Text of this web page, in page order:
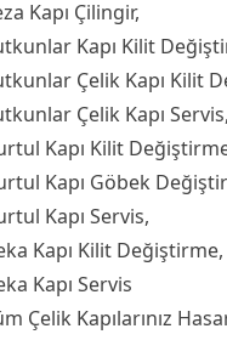
Kapı Çilingir,
Kapı Kilit
Çelik Kapı Kilit
Çelik Kapı Servis,
Kapı Kilit
Kapı Göbek
Kapı Servis,
Kapı Kilit Değiştirme,
Kapı Servis
Çelik Kapılarınız